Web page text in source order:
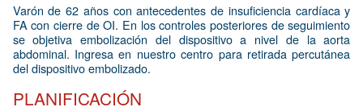
Varón de 62 años con antecedentes de insuficiencia cardíaca y
FA con cierre de OI. En los controles posteriores de seguimiento
se objetiva embolización del dispositivo a nivel de la aorta
abdominal. Ingresa en nuestro centro para retirada percutánea
del dispositivo embolizado.
PLANIFICACIÓN